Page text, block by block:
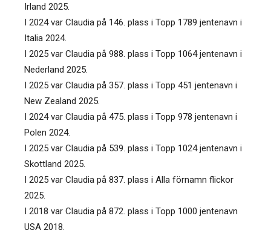
Irland 2025.
I 2024 var Claudia på 146. plass i Topp 1789 jentenavn i
Italia 2024.
I 2025 var Claudia på 988. plass i Topp 1064 jentenavn i
Nederland 2025.
I 2025 var Claudia på 357. plass i Topp 451 jentenavn i
New Zealand 2025.
I 2024 var Claudia på 475. plass i Topp 978 jentenavn i
Polen 2024.
I 2025 var Claudia på 539. plass i Topp 1024 jentenavn i
Skottland 2025.
I 2025 var Claudia på 837. plass i Alla förnamn flickor
2025.
I 2018 var Claudia på 872. plass i Topp 1000 jentenavn
USA 2018.